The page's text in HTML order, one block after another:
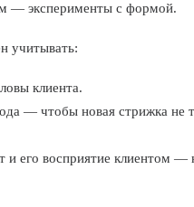
— эксперименты с формой.
учитывать:
клиента.
— чтобы новая стрижка не
и его восприятие клиентом —